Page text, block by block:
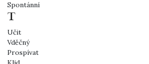
Spontánní
T
Učit
Vděčný
Prospívat